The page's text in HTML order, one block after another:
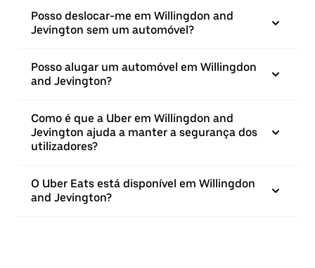
Posso deslocar-me em Willingdon and
Jevington sem um automóvel?
Posso alugar um automóvel em Willingdon
and Jevington?
Como é que a Uber em Willingdon and
Jevington ajuda a manter a segurança dos
utilizadores?
O Uber Eats está disponível em Willingdon
and Jevington?